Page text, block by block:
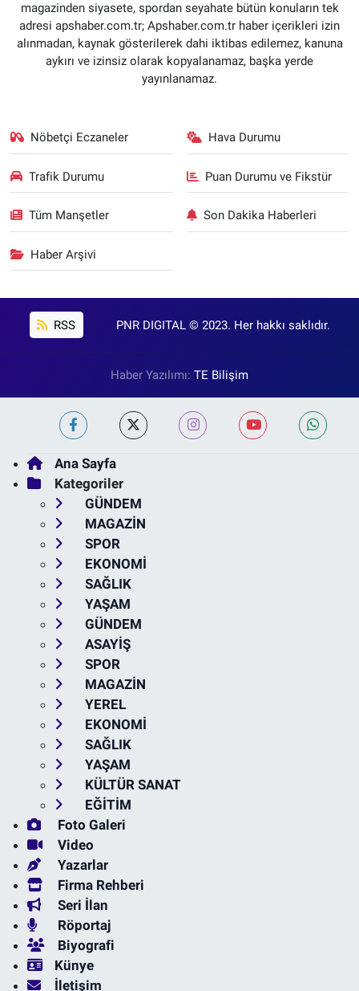
magazinden siyasete, spordan seyahate bütün konuların tek
adresi apshaber.com.tr; Apshaber.com.tr haber içerikleri izin
alınmadan, kaynak gösterilerek dahi iktibas edilemez, kanuna
aykırı ve izinsiz olarak kopyalanamaz, başka yerde
yayınlanamaz.
Nöbetçi Eczaneler Hava Durumu
Trafik Durumu Puan Durumu ve Fikstür
Tüm Manşetler Son Dakika Haberleri
Haber Arşivi
RSS PNR DIGITAL © 2023. Her hakkı saklıdır.
Haber Yazılımı: TE Bilişim
Ana Sayfa
Kategoriler
GÜNDEM
MAGAZİN
SPOR
EKONOMİ
SAĞLIK
YAŞAM
GÜNDEM
ASAYİŞ
SPOR
MAGAZİN
YEREL
EKONOMİ
SAĞLIK
YAŞAM
KÜLTÜR SANAT
EĞİTİM
Foto Galeri
Video
Yazarlar
Firma Rehberi
Seri İlan
Röportaj
Biyografi
Künye
İletişim